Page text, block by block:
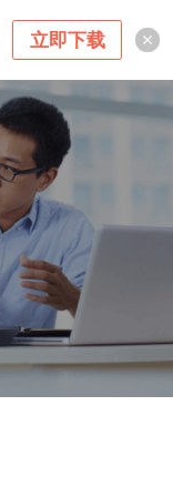
立即下载